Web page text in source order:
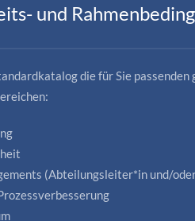
und
die für Sie passenden
(Abteilungsleiter*in und/